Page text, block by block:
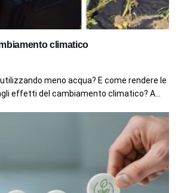
climatico
meno acqua? E come rendere le
effetti del cambiamento climatico? A...